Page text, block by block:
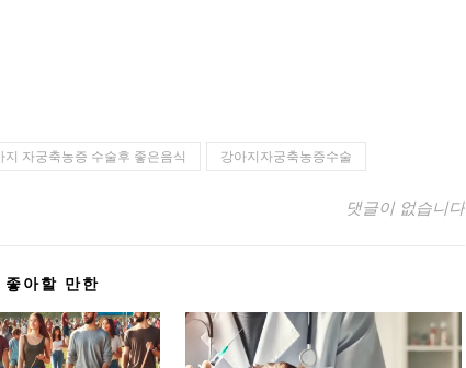
지 자궁축농증 수술후 좋은음식 강아지자궁축농증수술
댓글이 없습니다
좋아할 만한